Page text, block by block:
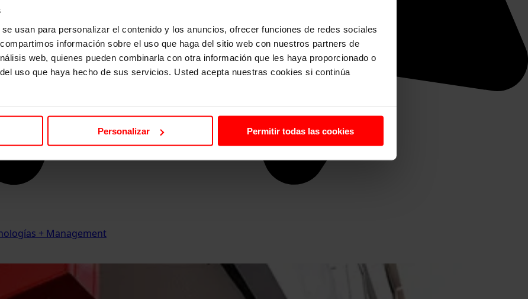
usan para personalizar el contenido y los anuncios, ofrecer funciones de redes sociales
información sobre el uso que haga del sitio web con nuestros partners de
web, quienes pueden combinarla con otra información que les haya proporcionado o
uso que haya hecho de sus servicios. Usted acepta nuestras cookies si continúa
Personalizar Permitir todas las cookies
+ Management